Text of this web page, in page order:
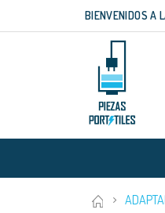
contenido
BIENVENIDOS A